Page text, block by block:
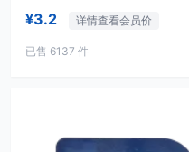
¥3.2 详情查看会员价
已售 6137 件